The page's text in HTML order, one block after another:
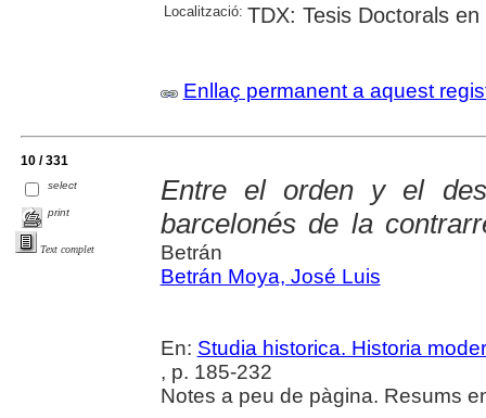
Localització: TDX: Tesis Doctorals en
Enllaç permanent a aquest
10 / 331
select
print
Text complet
Entre el orden y el
barcelonés de la
Betrán
Betrán Moya, José Luis
En: Studia historica. Historia
, p. 185-232
Notes a peu de pàgina. Resums